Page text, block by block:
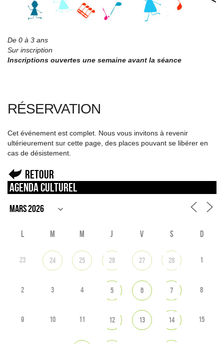
De 0 à 3 ans
Sur inscription
Inscriptions ouvertes une semaine avant la séance
RÉSERVATION
Cet événement est complet. Nous vous invitons à revenir
ultérieurement sur cette page, des places pouvant se libérer en
cas de désistement.
Retour
Agenda culturel
L M M J V S D
23 24 25 26 27 28 1
2 3 4 5 6 7 8
9 10 11 12 13 14 15